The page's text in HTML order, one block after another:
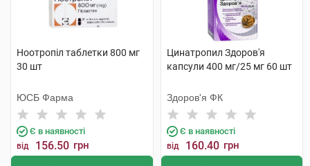
Ноотропіл таблетки 800 мг
30 шт
ЮСБ Фарма
Є в наявності
від 156.50 грн
Цинатропил Здоров'я
капсули 400 мг/25 мг 60 шт
Здоров'я ФК
Є в наявності
від 160.40 грн